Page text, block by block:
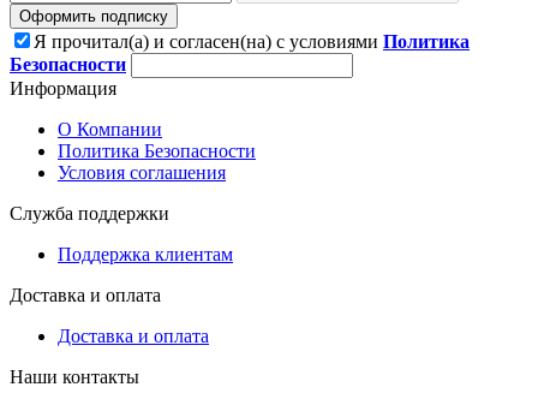
Оформить подписку
Я прочитал(а) и согласен(на) с условиями Политика
Безопасности
Информация
О Компании
Политика Безопасности
Условия соглашения
Служба поддержки
Поддержка клиентам
Доставка и оплата
Доставка и оплата
Наши контакты